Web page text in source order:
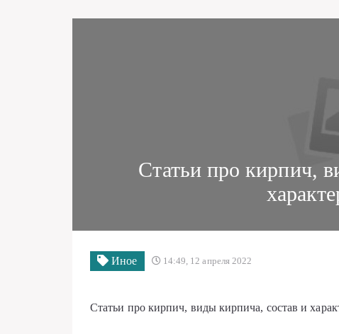
Статьи про кирпич,
Иное 14:49, 12 апреля 2022
Статьи про кирпич, виды кирпича, состав и